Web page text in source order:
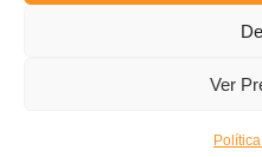
Ver